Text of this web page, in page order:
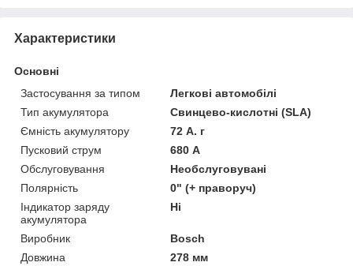
Характеристики
Основні
Застосування за типом
Легкові автомобілі
Тип акумулятора
Свинцево-кислотні (SLA)
Ємність акумулятору
72 А. г
Пусковий струм
680 А
Обслуговування
Необслуговувані
Полярність
0" (+ праворуч)
Індикатор заряду
акумулятора
Ні
Виробник
Bosch
Довжина
278 мм